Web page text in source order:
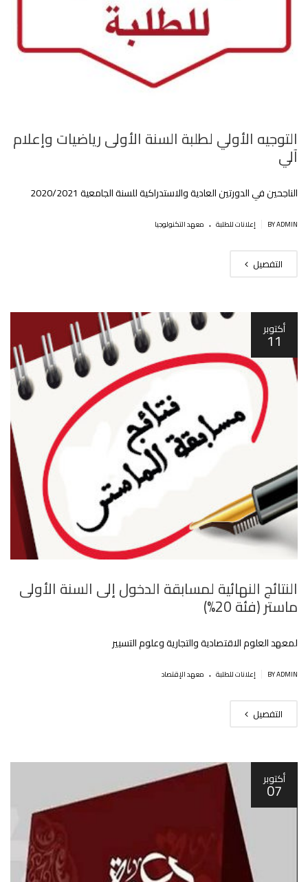
التوجيه الأولي لطلبة السنة الأولى رياضيات وإعلام
آلي
الناجحين في الدورتين العادية والاستدراكية للسنة الجامعية 2020/2021‎‎
BY ADMIN إعلانات للطلبة . معهد التكنولوجيا
التفصيل
أكتوبر
11
النتائج النهائية لمسابقة الدخول إلى السنة الأولى
ماستر (فئة 20%)
لمعهد العلوم الاقتصادية والتجارية وعلوم التسيير
BY ADMIN إعلانات للطلبة . معهد الإقتصاد
التفصيل
أكتوبر
07